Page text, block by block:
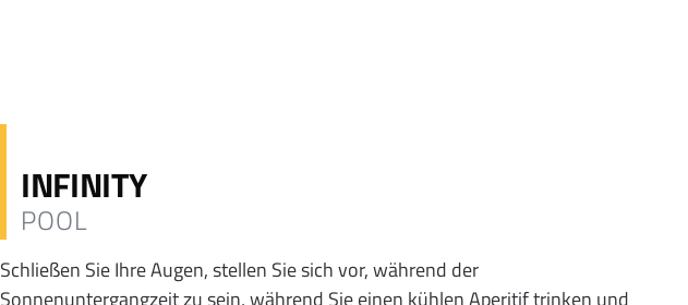
INFINITY
POOL
Schließen Sie Ihre Augen, stellen Sie sich vor, während der
Sonnenuntergangzeit zu sein, während Sie einen kühlen Aperitif trinken und